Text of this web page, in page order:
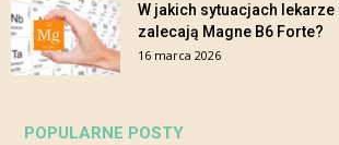
W jakich sytuacjach
zalecają Magne B6 Forte?
16 marca 2026
POPULARNE POSTY